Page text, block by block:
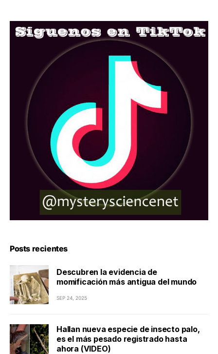
Posts recientes
Descubren la evidencia de
momificación más antigua del mundo
SEP 24, 2025
Hallan nueva especie de insecto palo,
es el más pesado registrado hasta
ahora (VIDEO)